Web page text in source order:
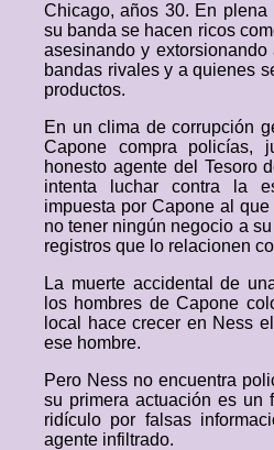
Chicago, años 30. En
su banda se hacen ricos
asesinando y
bandas rivales y a quienes
productos.
En un clima de corrupción
Capone compra policías,
honesto agente del Tesoro
intenta luchar contra la
impuesta por Capone al
no tener ningún negocio a
registros que lo relacionen
La muerte accidental de
los hombres de Capone
local hace crecer en Ness
ese hombre.
Pero Ness no encuentra
su primera actuación es un
ridículo por falsas
agente infiltrado.